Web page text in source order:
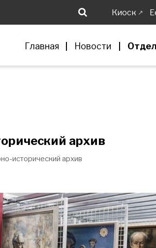
Киоск
Главная Новости
архив
исторический архив